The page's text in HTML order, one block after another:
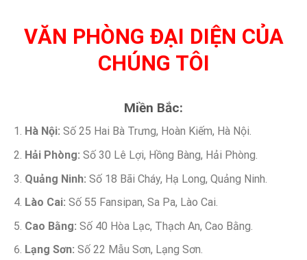
VĂN PHÒNG ĐẠI DIỆN CỦA
CHÚNG TÔI
Miền Bắc:
Hà Nội: Số 25 Hai Bà Trưng, Hoàn Kiếm, Hà Nội.
Hải Phòng: Số 30 Lê Lợi, Hồng Bàng, Hải Phòng.
Quảng Ninh: Số 18 Bãi Cháy, Hạ Long, Quảng Ninh.
Lào Cai: Số 55 Fansipan, Sa Pa, Lào Cai.
Cao Bằng: Số 40 Hòa Lạc, Thạch An, Cao Bằng.
Lạng Sơn: Số 22 Mẫu Sơn, Lạng Sơn.